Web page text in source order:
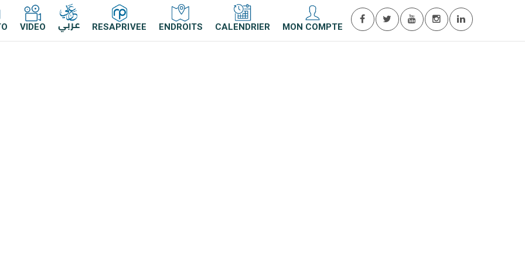
VIDEO عربي RESAPRIVEE ENDROITS CALENDRIER MON COMPTE